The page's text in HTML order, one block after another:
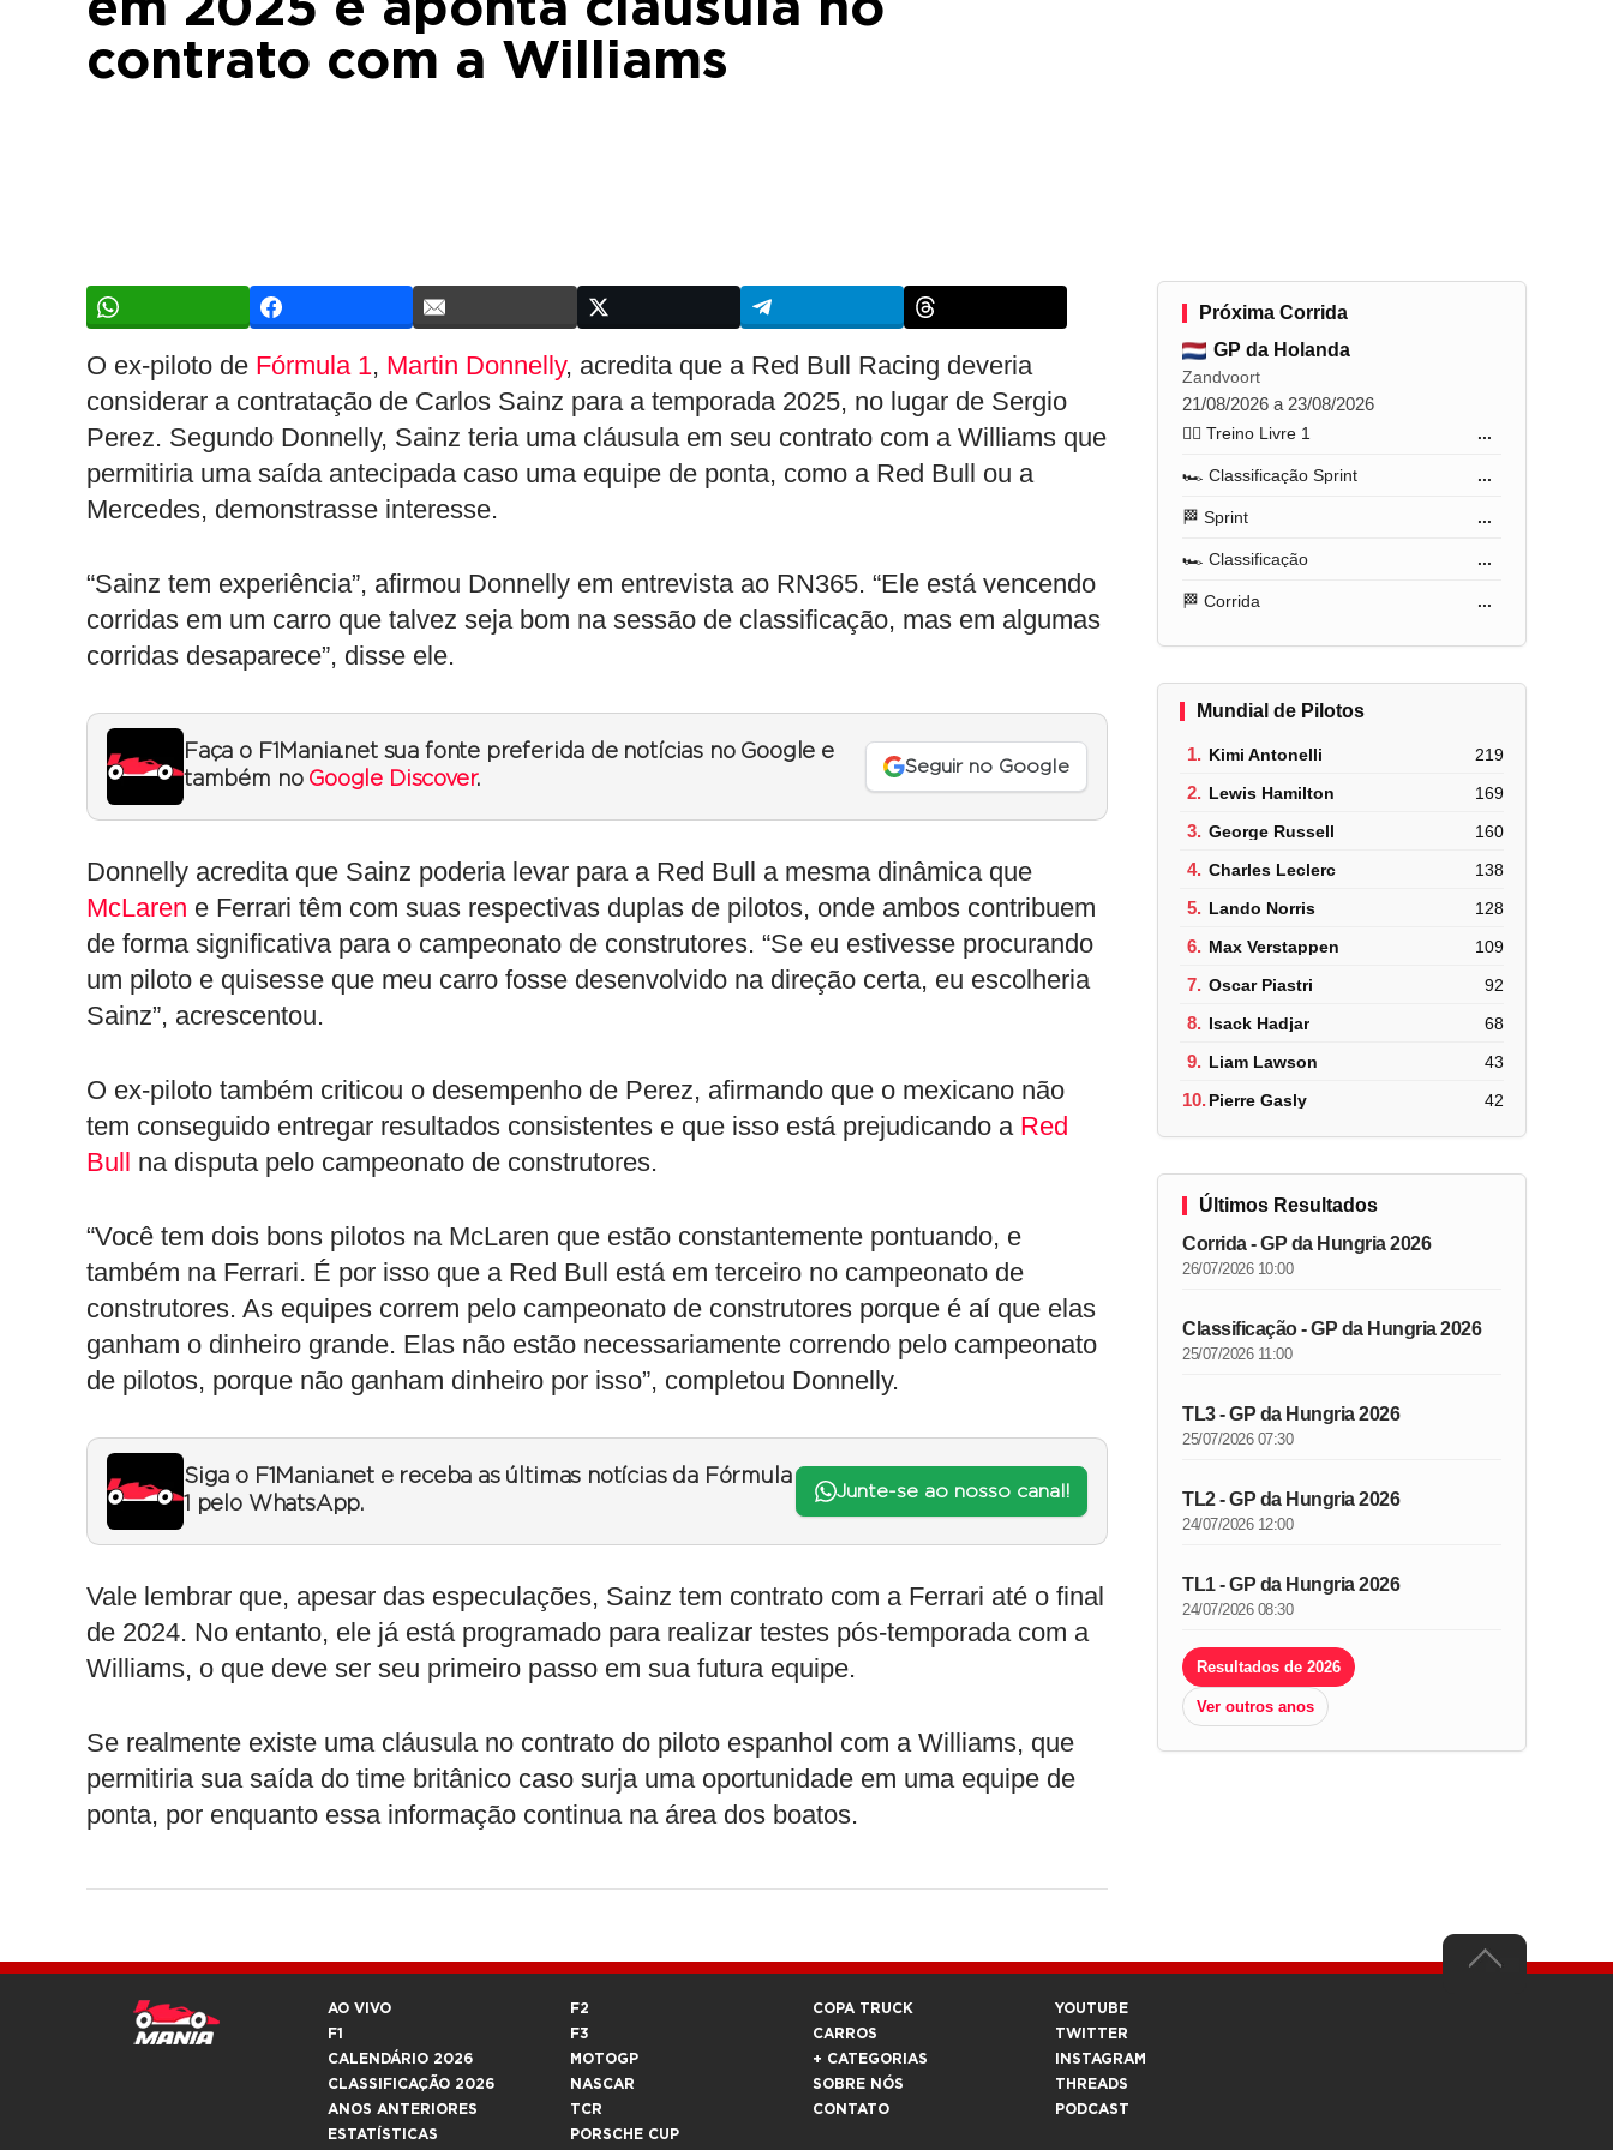
contrato com a Williams
O ex-piloto de Fórmula 1, Martin Donnelly, acredita que a Red Bull Racing deveria
considerar a contratação de Carlos Sainz para a temporada 2025, no lugar de Sergio
Perez. Segundo Donnelly, Sainz teria uma cláusula em seu contrato com a Williams que
permitiria uma saída antecipada caso uma equipe de ponta, como a Red Bull ou a
Mercedes, demonstrasse interesse.
“Sainz tem experiência”, afirmou Donnelly em entrevista ao RN365. “Ele está vencendo
corridas em um carro que talvez seja bom na sessão de classificação, mas em algumas
corridas desaparece”, disse ele.
Faça o F1Mania.net sua fonte preferida de notícias no Google e
também no Google Discover.
Seguir no Google
Donnelly acredita que Sainz poderia levar para a Red Bull a mesma dinâmica que
McLaren e Ferrari têm com suas respectivas duplas de pilotos, onde ambos contribuem
de forma significativa para o campeonato de construtores. “Se eu estivesse procurando
um piloto e quisesse que meu carro fosse desenvolvido na direção certa, eu escolheria
Sainz”, acrescentou.
O ex-piloto também criticou o desempenho de Perez, afirmando que o mexicano não
tem conseguido entregar resultados consistentes e que isso está prejudicando a Red
Bull na disputa pelo campeonato de construtores.
“Você tem dois bons pilotos na McLaren que estão constantemente pontuando, e
também na Ferrari. É por isso que a Red Bull está em terceiro no campeonato de
construtores. As equipes correm pelo campeonato de construtores porque é aí que elas
ganham o dinheiro grande. Elas não estão necessariamente correndo pelo campeonato
de pilotos, porque não ganham dinheiro por isso”, completou Donnelly.
Siga o F1Mania.net e receba as últimas notícias da Fórmula
1 pelo WhatsApp.
Junte-se ao nosso canal!
Vale lembrar que, apesar das especulações, Sainz tem contrato com a Ferrari até o final
de 2024. No entanto, ele já está programado para realizar testes pós-temporada com a
Williams, o que deve ser seu primeiro passo em sua futura equipe.
Se realmente existe uma cláusula no contrato do piloto espanhol com a Williams, que
permitiria sua saída do time britânico caso surja uma oportunidade em uma equipe de
ponta, por enquanto essa informação continua na área dos boatos.
Próxima Corrida
GP da Holanda
Zandvoort
21/08/2026 a 23/08/2026
🏋️‍♂️ Treino Livre 1 ...
🏎️ Classificação Sprint ...
🏁 Sprint ...
🏎️ Classificação ...
🏁 Corrida ...
Mundial de Pilotos
1. Kimi Antonelli 219
2. Lewis Hamilton 169
3. George Russell 160
4. Charles Leclerc 138
5. Lando Norris 128
6. Max Verstappen 109
7. Oscar Piastri 92
8. Isack Hadjar 68
9. Liam Lawson 43
10.Pierre Gasly 42
Últimos Resultados
Corrida - GP da Hungria 2026
26/07/2026 10:00
Classificação - GP da Hungria 2026
25/07/2026 11:00
TL3 - GP da Hungria 2026
25/07/2026 07:30
TL2 - GP da Hungria 2026
24/07/2026 12:00
TL1 - GP da Hungria 2026
24/07/2026 08:30
Resultados de 2026
Ver outros anos
AO VIVO
F1
CALENDÁRIO 2026
CLASSIFICAÇÃO 2026
ANOS ANTERIORES
ESTATÍSTICAS
F2
F3
MOTOGP
NASCAR
TCR
PORSCHE CUP
COPA TRUCK
CARROS
+ CATEGORIAS
SOBRE NÓS
CONTATO
YOUTUBE
TWITTER
INSTAGRAM
THREADS
PODCAST